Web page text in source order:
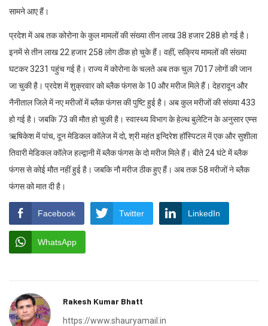
सामने आए हैं।
प्रदेश में अब तक कोरोना के कुल मामलों की संख्या तीन लाख 38 हजार 288 हो गई है।
इनमें से तीन लाख 22 हजार 258 लोग ठीक हो चुके हैं। वहीं, सक्रिय मामलों की संख्या
घटकर 3231 पहुंच गई है। राज्य में कोरोना के चलते अब तक चुल 7017 लोगों की जान
जा चुकी है। प्रदेश में शुक्रवार को ब्लैक फंगस के 10 और मरीज मिले हैं। देहरादून और
नैनीताल जिले में नए मरीजों में ब्लैक फंगस की पुष्टि हुई है। अब कुल मरीजों की संख्या 433
हो गई है। जबकि 73 की मौत हो चुकी है। स्वास्थ्य विभाग के हेल्थ बुलेटिन के अनुसार एम्स
ऋषिकेश में पांच, दून मेडिकल कॉलेज में दो, श्री महंत इन्दिरेश हॉस्पिटल में एक और सुशीला
तिवारी मेडिकल कॉलेज हल्द्वानी में ब्लैक फंगस के दो मरीज मिले हैं। बीते 24 घंटे में ब्लैक
फंगस से कोई मौत नहीं हुई है। जबकि नौ मरीज ठीक हुए हैं। अब तक 58 मरीजों ने ब्लैक
फंगस को मात दी है।
Facebook Twitter LinkedIn
WhatsApp
Rakesh Kumar Bhatt
https://www.shauryamail.in